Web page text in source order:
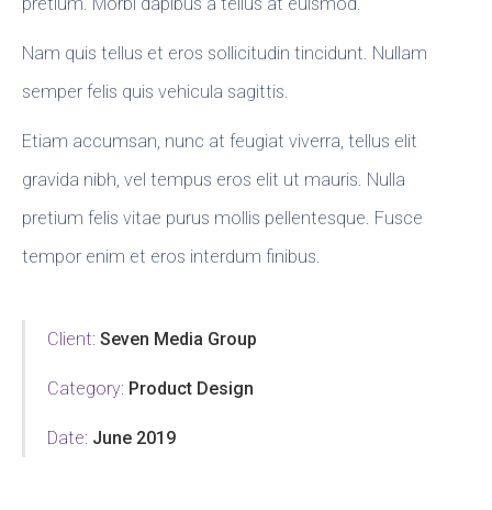
Nam quis tellus et eros sollicitudin tincidunt. Nullam
semper felis quis vehicula sagittis.
Etiam accumsan, nunc at feugiat viverra, tellus elit
gravida nibh, vel tempus eros elit ut mauris. Nulla
pretium felis vitae purus mollis pellentesque. Fusce
tempor enim et eros interdum finibus.
Client: Seven Media Group
Category: Product Design
Date: June 2019